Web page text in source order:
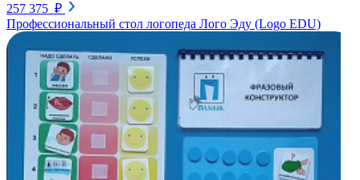
257 375 ₽
Профессиональный стол логопеда Лого Эду (Logo EDU)